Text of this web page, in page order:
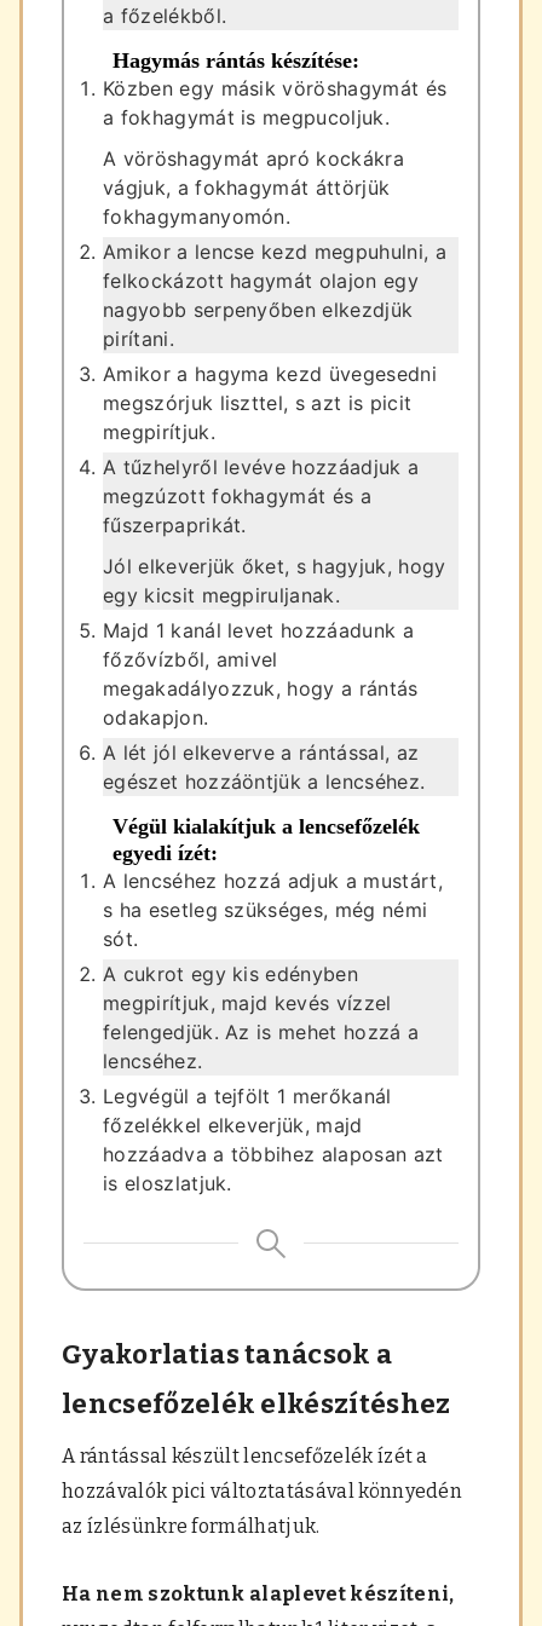
a főzelékből.
Hagymás rántás készítése:
Közben egy másik vöröshagymát és
a fokhagymát is megpucoljuk.
A vöröshagymát apró kockákra
vágjuk, a fokhagymát áttörjük
fokhagymanyomón.
Amikor a lencse kezd megpuhulni, a
felkockázott hagymát olajon egy
nagyobb serpenyőben elkezdjük
pirítani.
Amikor a hagyma kezd üvegesedni
megszórjuk liszttel, s azt is picit
megpirítjuk.
A tűzhelyről levéve hozzáadjuk a
megzúzott fokhagymát és a
fűszerpaprikát.
Jól elkeverjük őket, s hagyjuk, hogy
egy kicsit megpiruljanak.
Majd 1 kanál levet hozzáadunk a
főzővízből, amivel
megakadályozzuk, hogy a rántás
odakapjon.
A lét jól elkeverve a rántással, az
egészet hozzáöntjük a lencséhez.
Végül kialakítjuk a lencsefőzelék
egyedi ízét:
A lencséhez hozzá adjuk a mustárt,
s ha esetleg szükséges, még némi
sót.
A cukrot egy kis edényben
megpirítjuk, majd kevés vízzel
felengedjük. Az is mehet hozzá a
lencséhez.
Legvégül a tejfölt 1 merőkanál
főzelékkel elkeverjük, majd
hozzáadva a többihez alaposan azt
is eloszlatjuk.
Gyakorlatias tanácsok a
lencsefőzelék elkészítéshez
A rántással készült lencsefőzelék ízét a
hozzávalók pici változtatásával könnyedén
az ízlésünkre formálhatjuk.
Ha nem szoktunk alaplevet készíteni,